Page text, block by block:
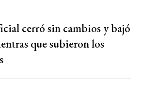
cerró sin cambios y bajó
que subieron los